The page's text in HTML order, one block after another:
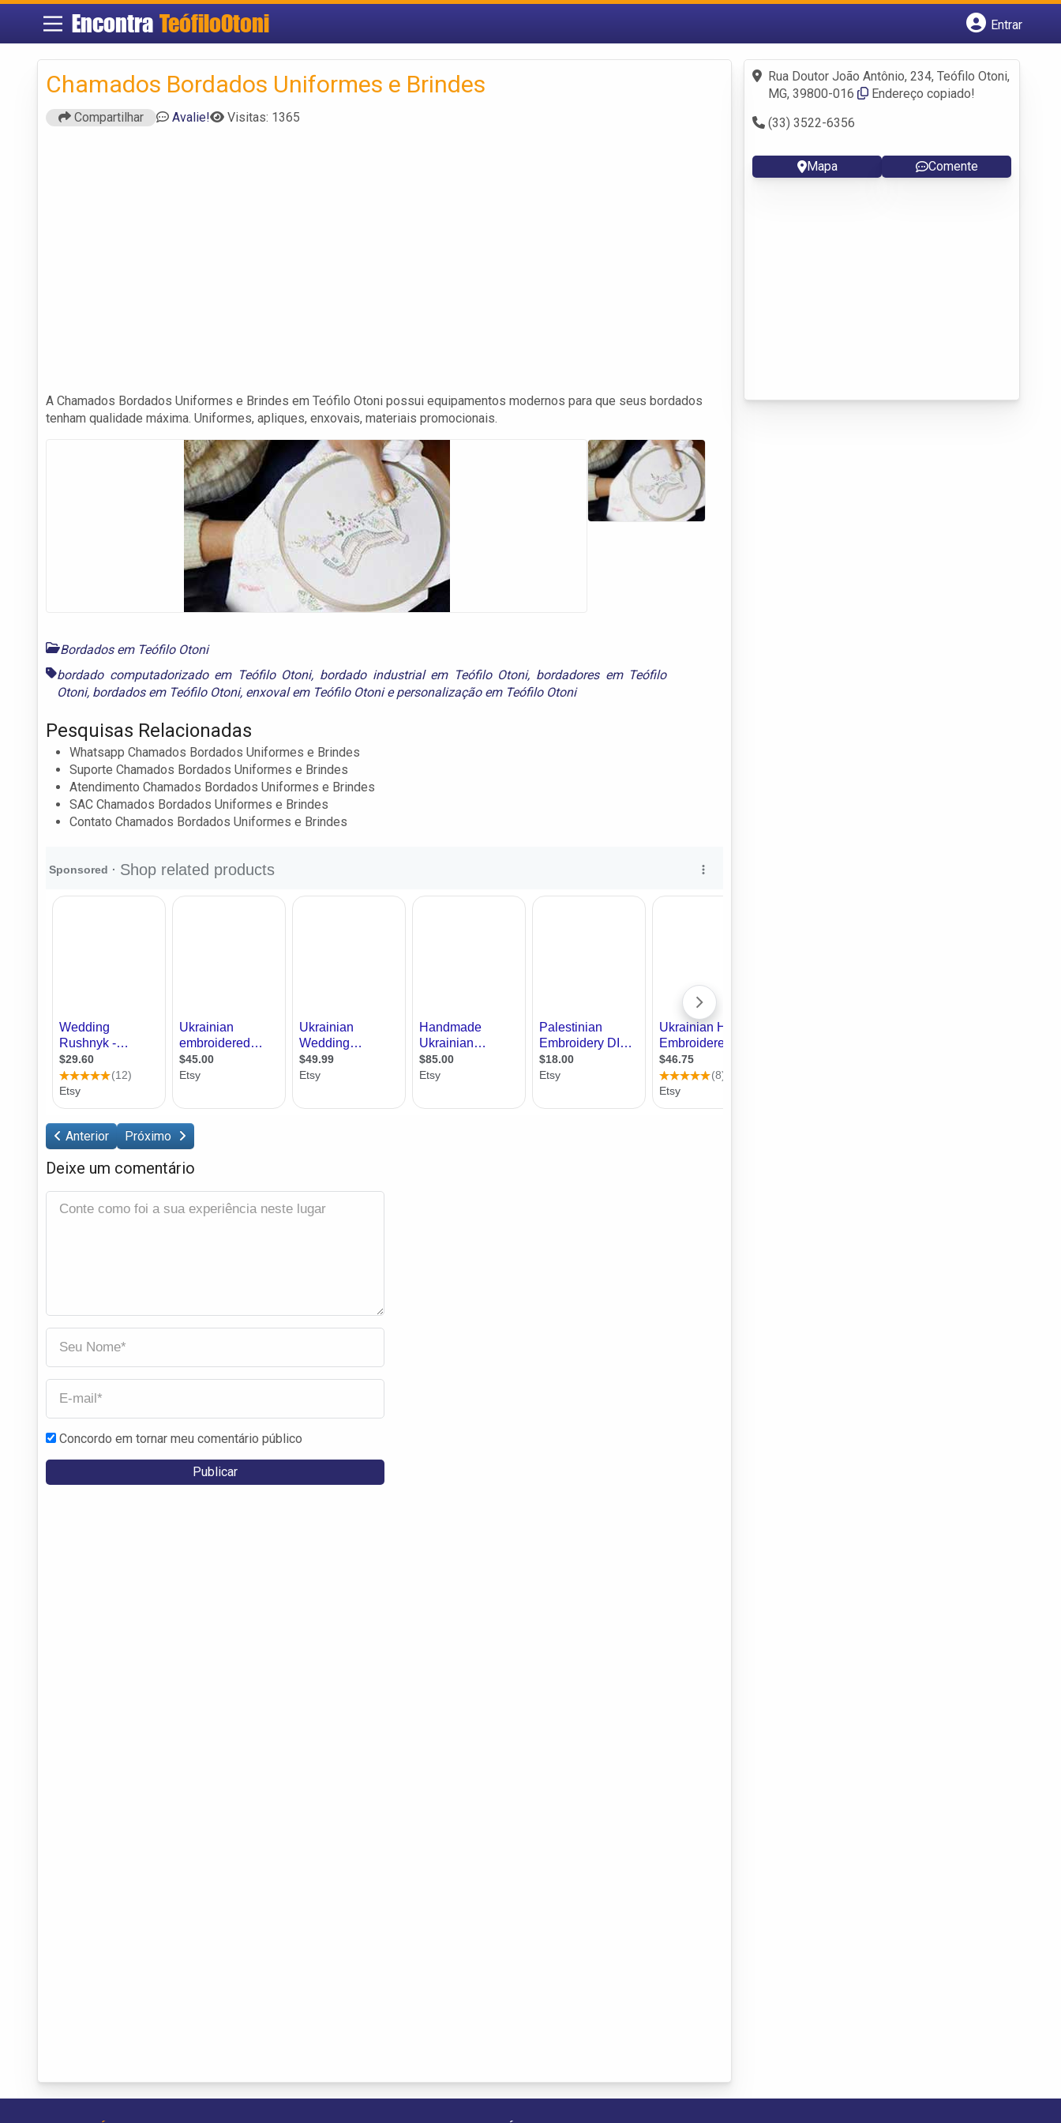
Encontra TeófiloOtoni
Entrar
Fazer login
Criar conta
Chamados Bordados Uniformes e Brindes
Compartilhar Avalie! Visitas: 1365
A Chamados Bordados Uniformes e Brindes em Teófilo Otoni possui equipamentos modernos para que seus bordados
tenham qualidade máxima. Uniformes, apliques, enxovais, materiais promocionais.
Bordados em Teófilo Otoni
bordado computadorizado em Teófilo Otoni, bordado industrial em Teófilo Otoni, bordadores em Teófilo
Otoni, bordados em Teófilo Otoni, enxoval em Teófilo Otoniepersonalização em Teófilo Otoni
Pesquisas Relacionadas
Whatsapp Chamados Bordados Uniformes e Brindes
Suporte Chamados Bordados Uniformes e Brindes
Atendimento Chamados Bordados Uniformes e Brindes
SAC Chamados Bordados Uniformes e Brindes
Contato Chamados Bordados Uniformes e Brindes
Anterior Próximo
Deixe um comentário
Concordo em tornar meu comentário público
Rua Doutor João Antônio, 234, Teófilo Otoni,
MG, 39800-016
Endereço copiado!
(33) 3522-6356
Mapa Comente